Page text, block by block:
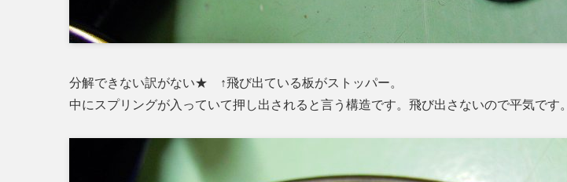
分解できない訳がない★ ↑飛び出ている板がストッパー。
中にスプリングが入っていて押し出されると言う構造です。飛び出さないので平気です。